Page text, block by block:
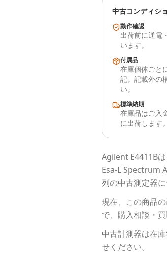
中古コンディシ
動作確認
出荷前に通電
います。
付属品
在庫個体ごと
記。記載外の
い。
標準納期
在庫品はご入
に出荷します。
Agilent E4411B
Esa-L Spectrum
列の中古測定器
現在、この商品
で、購入相談・
中古計測器は在
せください。